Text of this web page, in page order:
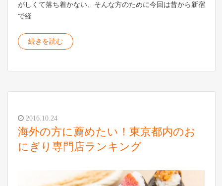
がしくて落ち着かない、そんな方のために今回は昔から新宿
で経
続きを読む
2016.10.24
海外の方に薦めたい！東京都内のお
にぎり専門店ランキング